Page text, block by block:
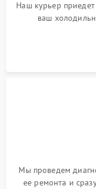
Наш курьер
ваш
Мы проведем
ее ремонта и